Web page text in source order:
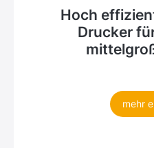
Hoch
Drucker
mehr